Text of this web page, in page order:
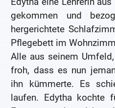
gekommen und
hergerichtete
Pflegebett im
Alle aus seinem
froh, dass es nun
ihn kümmerte. Es
laufen. Edytha kochte